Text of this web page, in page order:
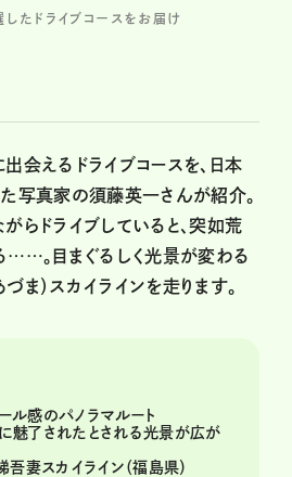
たドライブコースをお届け
会えるドライブコースを、日本
写真家の須藤英一さんが紹介。
らドライブしていると、突如荒
……。目まぐるしく光景が変わる
ま）スカイラインを走ります。
ル感のパノラマルート
魅了されたとされる光景が広が
吾妻スカイライン（福島県）